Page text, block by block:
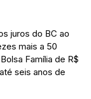
juros do BC ao
mais a 50
Família de R$
seis anos de